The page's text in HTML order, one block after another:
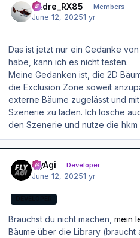
Andre_RX85 Members
June 12, 20251 yr
Das ist jetzt nur ein Gedanke
habe, kann ich es nicht testen.
Meine Gedanken ist, die 2D
die Exclusion Zone soweit
externe Bäume zugelässt und
Szenerie zu laden. Ich lösche
den Szenerie und nutze die hkm
FlyAgi Developer
June 12, 20251 yr
Brauchst du nicht machen, mein
Bäume über die Library (braucht